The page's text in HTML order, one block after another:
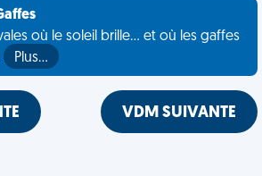
où le soleil brille... et où les gaffes
Plus…
VDM SUIVANTE